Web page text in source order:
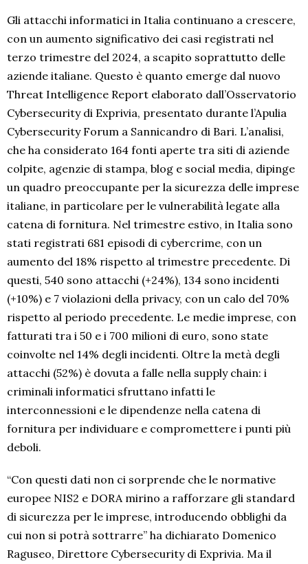
Gli attacchi informatici in Italia continuano a crescere,
con un aumento significativo dei casi registrati nel
terzo trimestre del 2024, a scapito soprattutto delle
aziende italiane. Questo è quanto emerge dal nuovo
Threat Intelligence Report elaborato dall’Osservatorio
Cybersecurity di Exprivia, presentato durante l’Apulia
Cybersecurity Forum a Sannicandro di Bari. L’analisi,
che ha considerato 164 fonti aperte tra siti di aziende
colpite, agenzie di stampa, blog e social media, dipinge
un quadro preoccupante per la sicurezza delle imprese
italiane, in particolare per le vulnerabilità legate alla
catena di fornitura. Nel trimestre estivo, in Italia sono
stati registrati 681 episodi di cybercrime, con un
aumento del 18% rispetto al trimestre precedente. Di
questi, 540 sono attacchi (+24%), 134 sono incidenti
(+10%) e 7 violazioni della privacy, con un calo del 70%
rispetto al periodo precedente. Le medie imprese, con
fatturati tra i 50 e i 700 milioni di euro, sono state
coinvolte nel 14% degli incidenti. Oltre la metà degli
attacchi (52%) è dovuta a falle nella supply chain: i
criminali informatici sfruttano infatti le
interconnessioni e le dipendenze nella catena di
fornitura per individuare e compromettere i punti più
deboli.
“Con questi dati non ci sorprende che le normative
europee NIS2 e DORA mirino a rafforzare gli standard
di sicurezza per le imprese, introducendo obblighi da
cui non si potrà sottrarre” ha dichiarato Domenico
Raguseo, Direttore Cybersecurity di Exprivia. Ma il